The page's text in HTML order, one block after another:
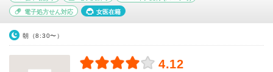
電子処方せん対応 女医在籍
朝（8:30〜）
4.12